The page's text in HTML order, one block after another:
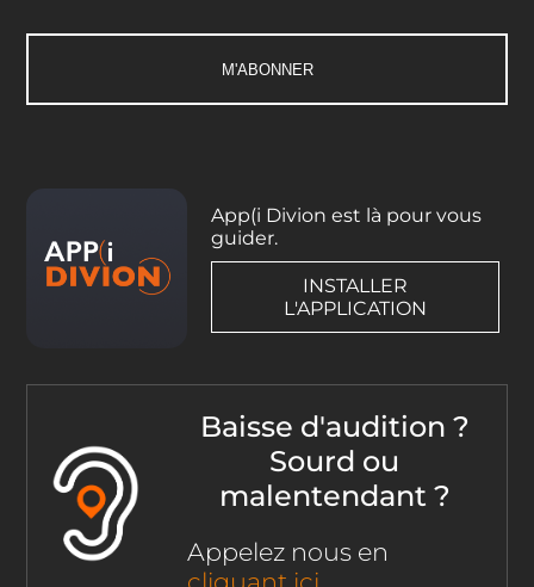
App(i Divion est là pour vous
guider.
INSTALLER
L'APPLICATION
Baisse d'audition ?
Sourd ou
malentendant ?
Appelez nous en